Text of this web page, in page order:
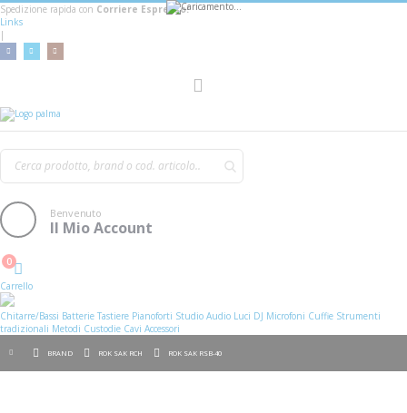
Spedizione rapida con Corriere Espresso!
Links
|
Benvenuto
Il Mio Account
Cart
0
Carrello
Chitarre/Bassi Batterie Tastiere Pianoforti Studio Audio Luci DJ Microfoni Cuffie Strumenti
tradizionali Metodi Custodie Cavi Accessori
BRAND ROK SAK RCH ROK SAK RSB-40